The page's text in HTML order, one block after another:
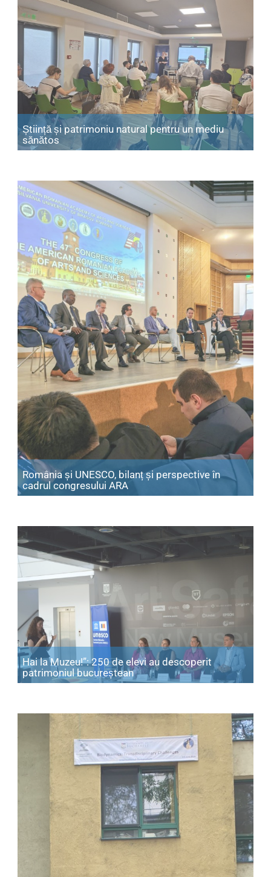
Știință și patrimoniu natural pentru un mediu
sănătos Articol: Știință și patrimoniu natural pentru un
România și UNESCO, bilanț și perspective în
cadrul congresului ARAArticol: România și UNESCO,
Hai la Muzeu!”: 250 de elevi au descoperit
patrimoniul bucureșteanArticol: Hai la Muzeu!”: 250